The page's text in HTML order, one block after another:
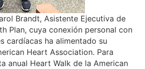
Brandt, Asistente Ejecutiva de
Plan, cuya conexión personal con
cardíacas ha alimentado su
Heart Association. Para
anual Heart Walk de la American